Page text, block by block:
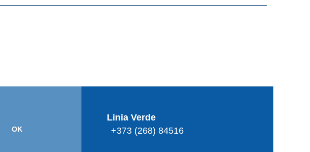
OK
Linia Verde
+373 (268) 84516